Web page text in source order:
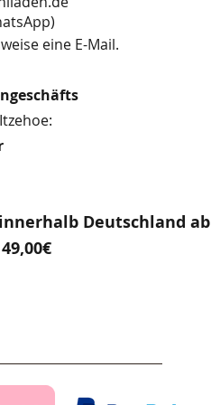
eine E-Mail.
Deutschland ab
49,00€